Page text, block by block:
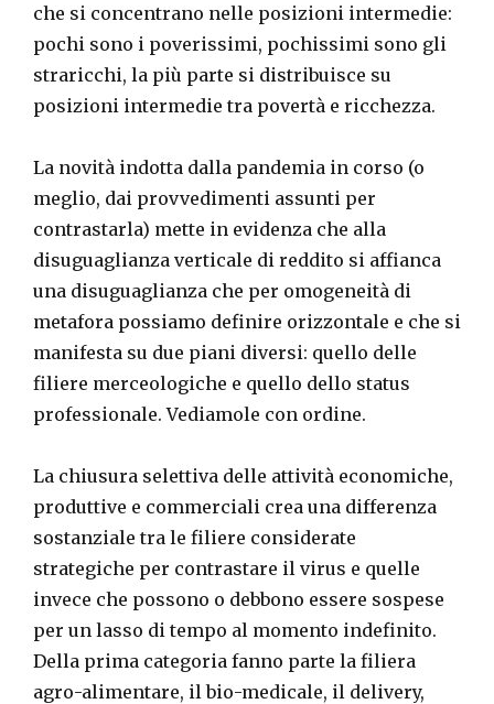
che si concentrano nelle posizioni intermedie:
pochi sono i poverissimi, pochissimi sono gli
straricchi, la più parte si distribuisce su
posizioni intermedie tra povertà e ricchezza.
La novità indotta dalla pandemia in corso (o
meglio, dai provvedimenti assunti per
contrastarla) mette in evidenza che alla
disuguaglianza verticale di reddito si affianca
una disuguaglianza che per omogeneità di
metafora possiamo definire orizzontale e che si
manifesta su due piani diversi: quello delle
filiere merceologiche e quello dello status
professionale. Vediamole con ordine.
La chiusura selettiva delle attività economiche,
produttive e commerciali crea una differenza
sostanziale tra le filiere considerate
strategiche per contrastare il virus e quelle
invece che possono o debbono essere sospese
per un lasso di tempo al momento indefinito.
Della prima categoria fanno parte la filiera
agro-alimentare, il bio-medicale, il delivery,